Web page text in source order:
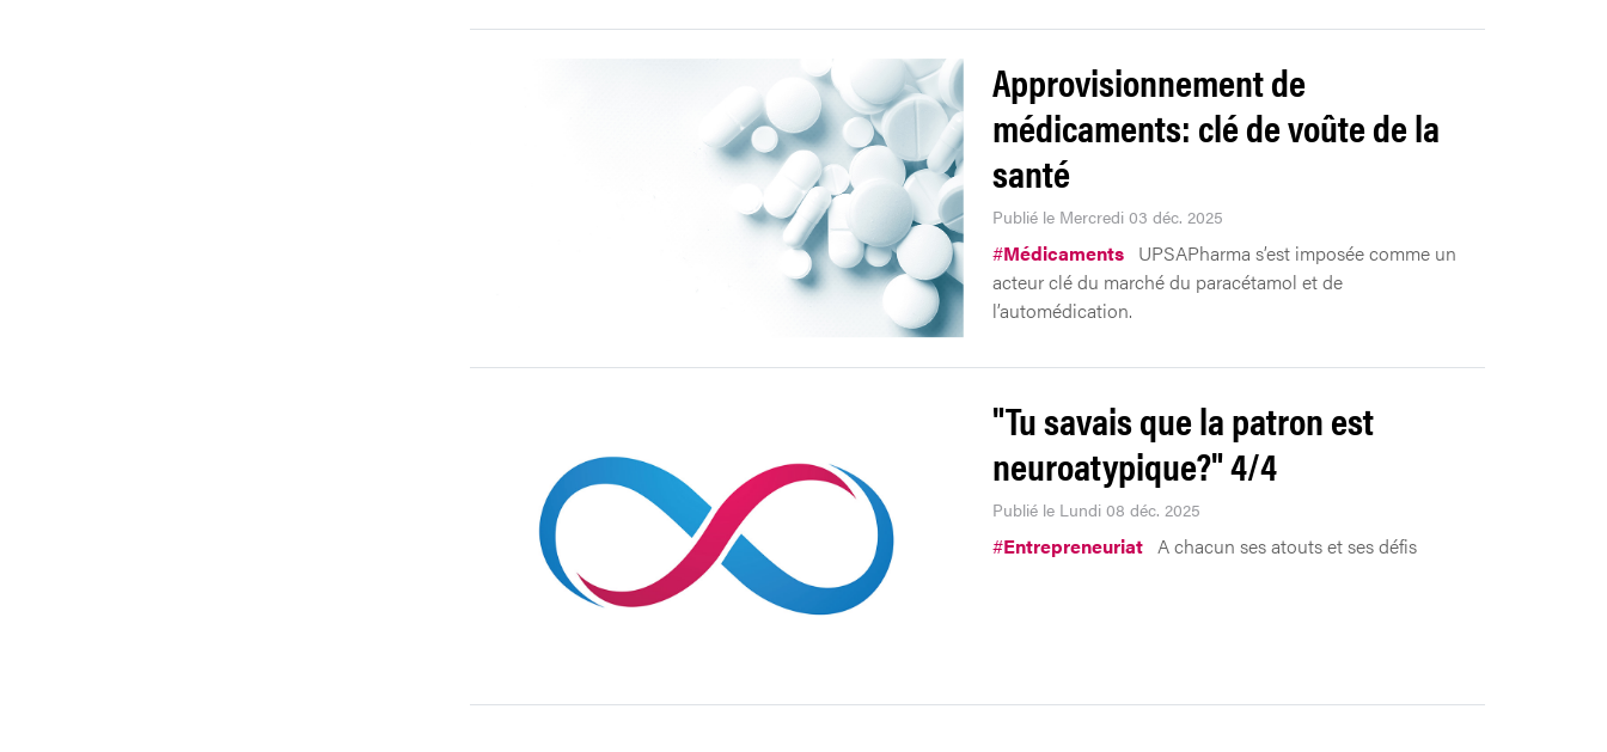
Approvisionnement de
médicaments: clé de voûte de la
santé
Publié le Mercredi 03 déc. 2025
#Médicaments UPSAPharma s’est imposée comme un
acteur clé du marché du paracétamol et de
l’automédication.
"Tu savais que la patron est
neuroatypique?" 4/4
Publié le Lundi 08 déc. 2025
#Entrepreneuriat A chacun ses atouts et ses défis